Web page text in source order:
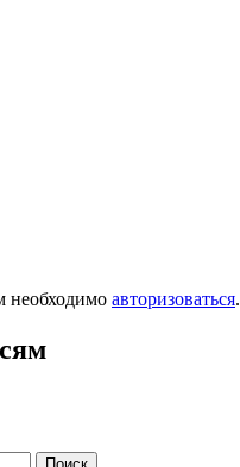
необходимо авторизоваться.